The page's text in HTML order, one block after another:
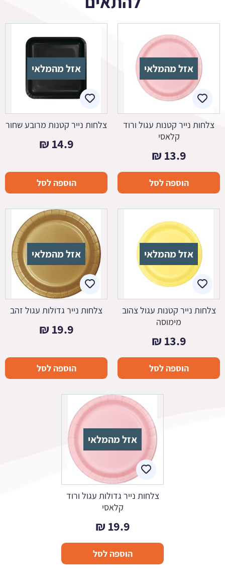
אזל מהמלאי
צלחות נייר קטנות עגול ורוד
קלאסי
13.9
₪
הוספה לסל
אזל מהמלאי
צלחות נייר קטנות מרובע שחור
14.9
₪
הוספה לסל
אזל מהמלאי
צלחות נייר קטנות עגול צהוב
מימוסה
13.9
₪
הוספה לסל
אזל מהמלאי
צלחות נייר גדולות עגול זהב
19.9
₪
הוספה לסל
אזל מהמלאי
צלחות נייר גדולות עגול ורוד
קלאסי
19.9
₪
הוספה לסל